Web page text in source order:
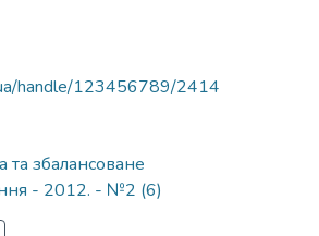
handle/123456789/2414
та збалансоване
- 2012. - №2 (6)